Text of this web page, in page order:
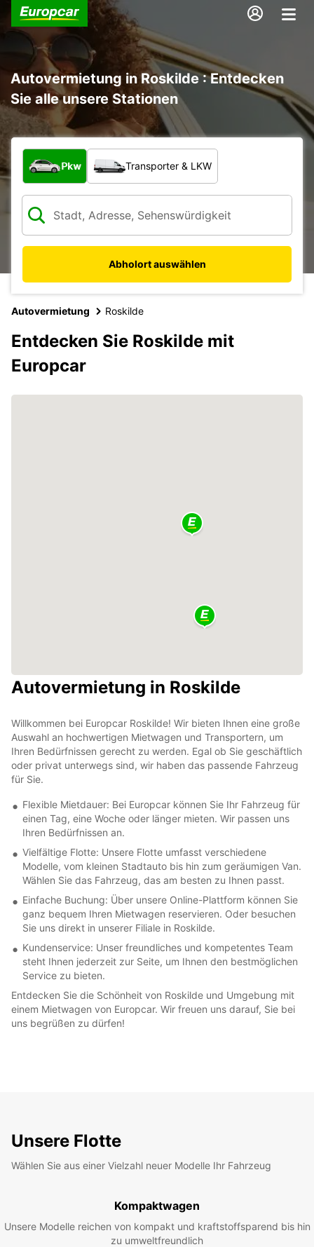
Autovermietung in Roskilde : Entdecken
Sie alle unsere Stationen
Welche Art von Fahrzeug?
Pkw Transporter & LKW
Abholort auswählen
Autovermietung Roskilde
Entdecken Sie Roskilde mit
Europcar
Autovermietung in Roskilde
Willkommen bei Europcar Roskilde! Wir bieten Ihnen eine große
Auswahl an hochwertigen Mietwagen und Transportern, um
Ihren Bedürfnissen gerecht zu werden. Egal ob Sie geschäftlich
oder privat unterwegs sind, wir haben das passende Fahrzeug
für Sie.
Flexible Mietdauer: Bei Europcar können Sie Ihr Fahrzeug für
einen Tag, eine Woche oder länger mieten. Wir passen uns
Ihren Bedürfnissen an.
Vielfältige Flotte: Unsere Flotte umfasst verschiedene
Modelle, vom kleinen Stadtauto bis hin zum geräumigen Van.
Wählen Sie das Fahrzeug, das am besten zu Ihnen passt.
Einfache Buchung: Über unsere Online-Plattform können Sie
ganz bequem Ihren Mietwagen reservieren. Oder besuchen
Sie uns direkt in unserer Filiale in Roskilde.
Kundenservice: Unser freundliches und kompetentes Team
steht Ihnen jederzeit zur Seite, um Ihnen den bestmöglichen
Service zu bieten.
Entdecken Sie die Schönheit von Roskilde und Umgebung mit
einem Mietwagen von Europcar. Wir freuen uns darauf, Sie bei
uns begrüßen zu dürfen!
Unsere Flotte
Wählen Sie aus einer Vielzahl neuer Modelle Ihr Fahrzeug
Kompaktwagen
Unsere Modelle reichen von kompakt und kraftstoffsparend bis hin
zu umweltfreundlich